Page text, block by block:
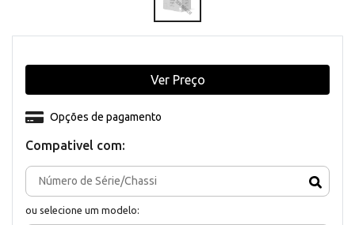
Compativel com:
ou selecione um modelo:
Opções de pagamento
Ver Preço